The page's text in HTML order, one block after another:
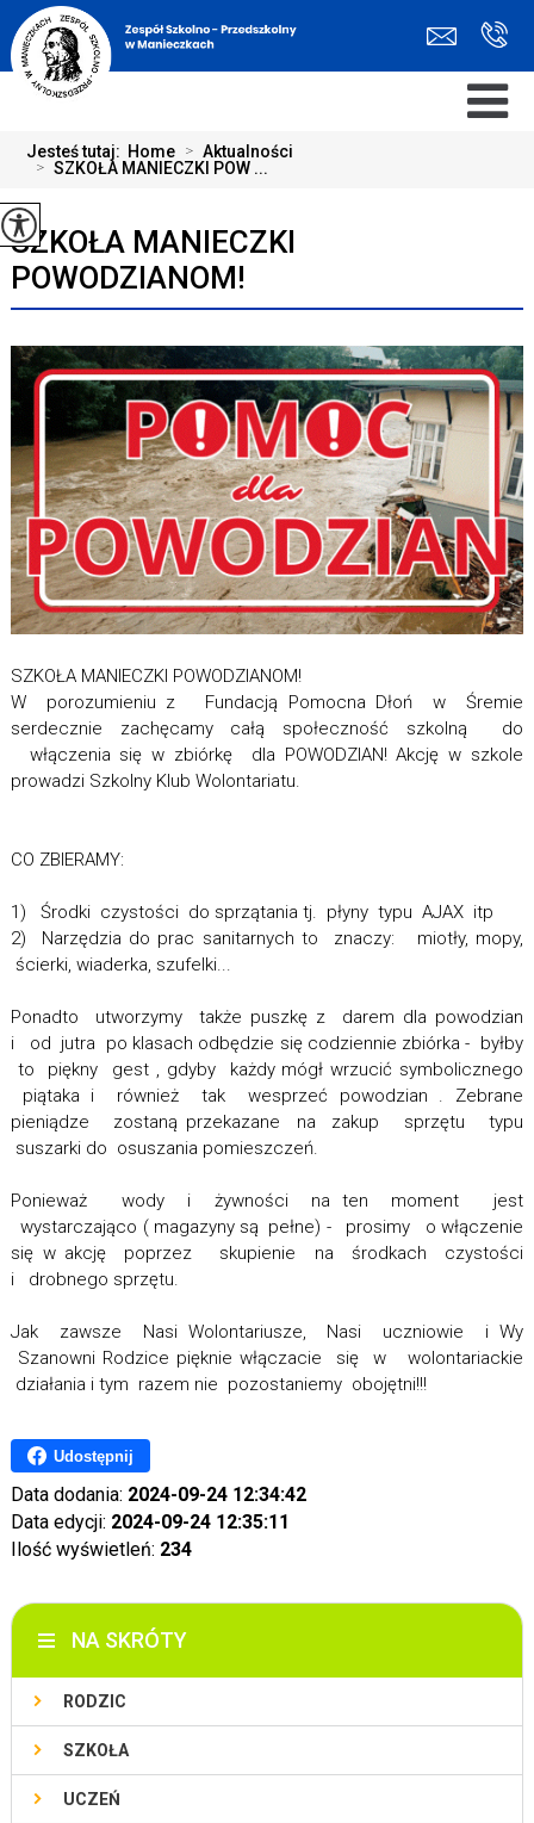
Jesteś tutaj: Home > Aktualności
> SZKOŁA MANIECZKI POW ...
SZKOŁA MANIECZKI
POWODZIANOM!
SZKOŁA MANIECZKI POWODZIANOM!
W porozumieniu z Fundacją Pomocna Dłoń w Śremie
serdecznie zachęcamy całą społeczność szkolną do
włączenia się w zbiórkę dla POWODZIAN! Akcję w szkole
prowadzi Szkolny Klub Wolontariatu.
CO ZBIERAMY:
1) Środki czystości do sprzątania tj. płyny typu AJAX itp
2) Narzędzia do prac sanitarnych to znaczy: miotły, mopy,
ścierki, wiaderka, szufelki...
Ponadto utworzymy także puszkę z darem dla powodzian
i od jutra po klasach odbędzie się codziennie zbiórka - byłby
to piękny gest , gdyby każdy mógł wrzucić symbolicznego
piątaka i również tak wesprzeć powodzian . Zebrane
pieniądze zostaną przekazane na zakup sprzętu typu
suszarki do osuszania pomieszczeń.
Ponieważ wody i żywności na ten moment jest
wystarczająco ( magazyny są pełne) - prosimy o włączenie
się w akcję poprzez skupienie na środkach czystości
i drobnego sprzętu.
Jak zawsze Nasi Wolontariusze, Nasi uczniowie i Wy
Szanowni Rodzice pięknie włączacie się w wolontariackie
działania i tym razem nie pozostaniemy obojętni!!!
Udostępnij
Data dodania: 2024-09-24 12:34:42
Data edycji: 2024-09-24 12:35:11
Ilość wyświetleń: 234
NA SKRÓTY
RODZIC
SZKOŁA
UCZEŃ